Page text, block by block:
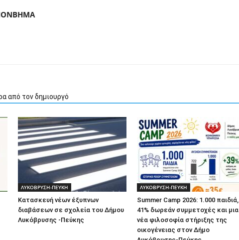
από τον δημιουργό
ΛΥΚΟΒΡΥΣΗ-ΠΕΥΚΗ
Κατασκευή νέων έξυπνων
διαβάσεων σε σχολεία του Δήμου
Λυκόβρυσης -Πεύκης
ΛΥΚΟΒΡΥΣΗ-ΠΕΥΚΗ
Summer Camp 2026: 1.000 παιδιά,
41% δωρεάν συμμετοχές και μια
νέα φιλοσοφία στήριξης της
οικογένειας στον Δήμο